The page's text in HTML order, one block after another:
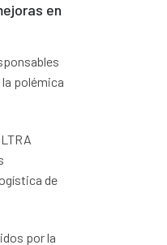
en
polémica
de
por la